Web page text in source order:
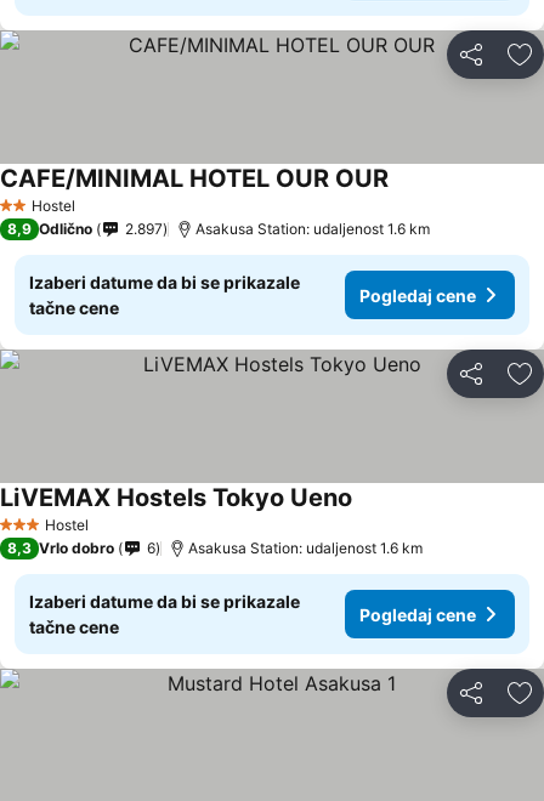
Deli
2 Zvezdice
Hostel
CAFE/MINIMAL HOTEL OUR OUR
8,9 Odlično 2.897 Asakusa Station: udaljenost 1.6 km
Izaberi datume da bi se prikazale
tačne cene
Pogledaj cene
Deli
3 Zvezdice
Hostel
LiVEMAX Hostels Tokyo Ueno
8,3 Vrlo dobro 6 Asakusa Station: udaljenost 1.6 km
Izaberi datume da bi se prikazale
tačne cene
Pogledaj cene
Deli